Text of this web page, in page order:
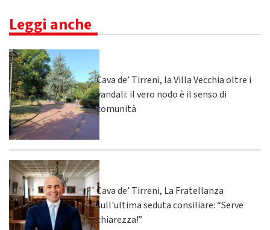
Leggi anche
Cava de’ Tirreni, la Villa Vecchia oltre i
vandali: il vero nodo è il senso di
comunità
Cava de’ Tirreni, La Fratellanza
sull'ultima seduta consiliare: “Serve
chiarezza!”